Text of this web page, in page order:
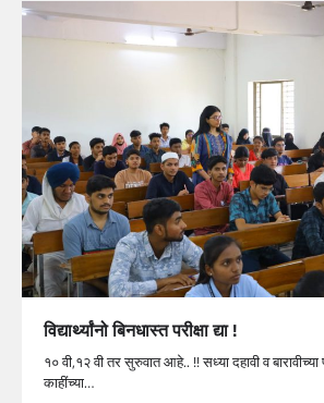
विद्यार्थ्यांनो बिनधास्त परीक्षा द्या !
१० वी,१२ वी तर सुरुवात आहे.. !! सध्या दहावी व
काहींच्या…